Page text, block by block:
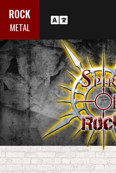
ROCK
METAL